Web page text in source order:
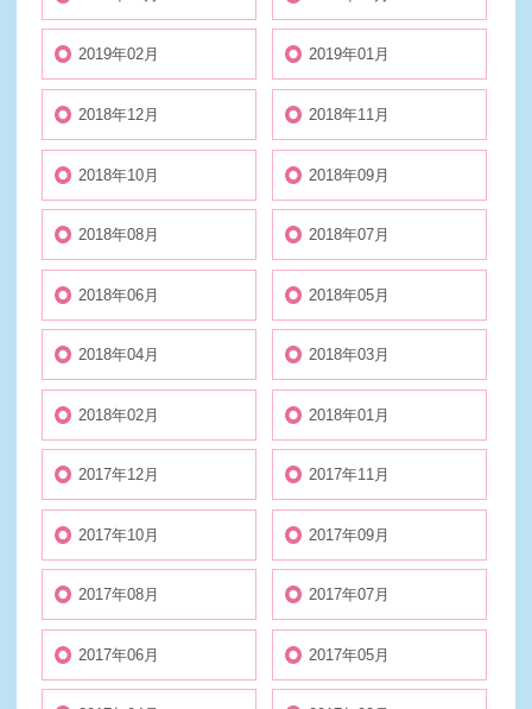
2019年02月 2019年01月
2018年12月 2018年11月
2018年10月 2018年09月
2018年08月 2018年07月
2018年06月 2018年05月
2018年04月 2018年03月
2018年02月 2018年01月
2017年12月 2017年11月
2017年10月 2017年09月
2017年08月 2017年07月
2017年06月 2017年05月